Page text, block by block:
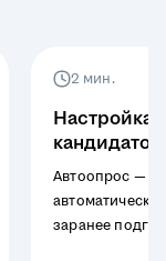
2 мин.
Настройка
кандидатов
Автоопрос —
автоматически
заранее